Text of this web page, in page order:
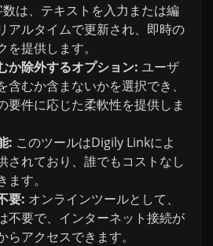
は、テキストを入力または編
アルタイムで更新され、即時の
提供します。
か除外するオプション: ユーザ
含むか含まないかを選択でき、
要件に応じた柔軟性を提供しま
: このツールはDigily Linkによ
されており、誰でもコストなし
す。
要: オンラインツールとして、
不要で、インターネット接続が
らアクセスできます。